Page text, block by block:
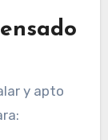
y apto